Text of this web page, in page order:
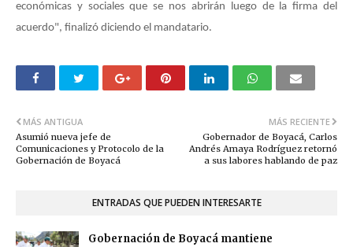
económicas y sociales que se nos abrirán luego de la firma del
acuerdo", finalizó diciendo el mandatario.
MÁS RECIENTE
Gobernador de Boyacá, Carlos
Andrés Amaya Rodríguez retornó
a sus labores hablando de paz
MÁS ANTIGUA
Asumió nueva jefe de
Comunicaciones y Protocolo de la
Gobernación de Boyacá
ENTRADAS QUE PUEDEN INTERESARTE
Gobernación de Boyacá mantiene